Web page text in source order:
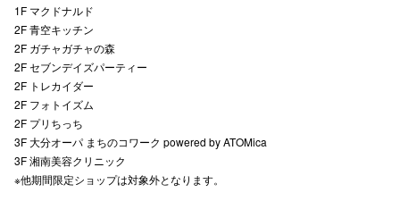
1F マクドナルド
2F 青空キッチン
2F ガチャガチャの森
2F セブンデイズパーティー
2F トレカイダー
2F フォトイズム
2F プリちっち
3F 大分オーパ まちのコワーク powered by ATOMica
3F 湘南美容クリニック
※他期間限定ショップは対象外となります。